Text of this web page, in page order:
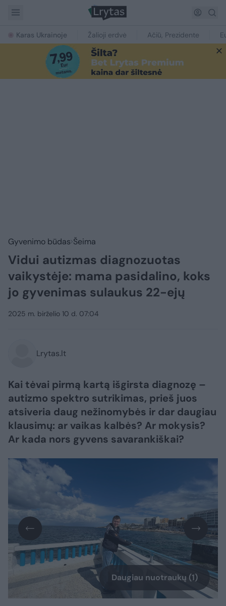
Karas Ukrainoje Žalioji erdvė Ačiū, Prezidente
Gyvenimo būdas Šeima
Vidui autizmas diagnozuotas
vaikystėje: mama pasidalino, koks
jo gyvenimas sulaukus 22-ejų
2025 m. birželio 10 d. 07:04
Lrytas.lt
Kai tėvai pirmą kartą išgirsta diagnozę –
autizmo spektro sutrikimas, prieš juos
atsiveria daug nežinomybės ir dar daugiau
klausimų: ar vaikas kalbės? Ar mokysis?
Ar kada nors gyvens savarankiškai?
Daugiau nuotraukų (1)